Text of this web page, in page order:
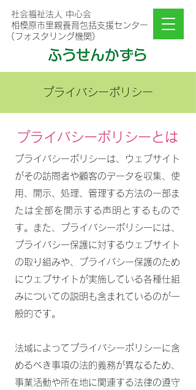
社会福祉法人 中心会
相模原市里親養育包括支援センター
(フォスタリング機関)
プライバシーポリシー
プライバシーポリシーとは
プライバシーポリシーは、ウェブサイト
がその訪問者や顧客のデータを収集、使
用、開示、処理、管理する方法の一部ま
たは全部を開示する声明とするもので
す。また、プライバシーポリシーには、
プライバシー保護に対するウェブサイト
の取り組みや、プライバシー保護のため
にウェブサイトが実施している各種仕組
みについての説明も含まれているのが一
般的です。
法域によってプライバシーポリシーに含
めるべき事項の法的義務が異なるため、
事業活動や所在地に関連する法律の遵守